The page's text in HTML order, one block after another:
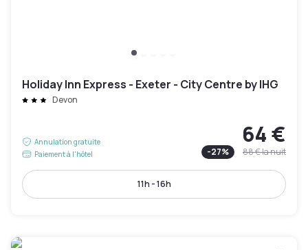
Holiday Inn Express - Exeter - City Centre by IHG
Devon
Annulation gratuite
Paiement à l'hôtel
64 €
-27% 88 €la nuit
11h - 16h